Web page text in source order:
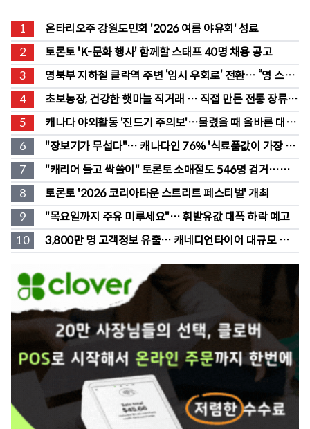
1
온타리오주 강원도민회 '2026 여름 야유회' 성료
2
토론토 'K-문화 행사' 함께할 스태프 40명 채용 공고
3
영북부 지하철 클락역 주변 ‘임시 우회로’ 전환… “영 스트
리트 바뀐다”
4
초보농장, 건강한 햇마늘 직거래 … 직접 만든 전통 장류도
판매
5
캐나다 야외활동 '진드기 주의보'…물렸을 때 올바른 대처
법은?
6
"장보기가 무섭다"… 캐나다인 76% '식료품값이 가장 부
담'
7
"캐리어 들고 싹쓸이" 토론토 소매절도 546명 검거…훔
친 물건 재유통
8
토론토 '2026 코리아타운 스트리트 페스티벌' 개최
9
"목요일까지 주유 미루세요"… 휘발유값 대폭 하락 예고
10
3,800만 명 고객정보 유출… 캐네디언타이어 대규모 집단
소송 직면